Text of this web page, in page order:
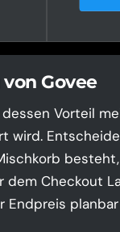
Govee
Vorteil
wird.
dem Checkout
Endpreis